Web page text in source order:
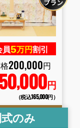
員5万円割引
200,000円
,000円
（税込165,000円）
のみ